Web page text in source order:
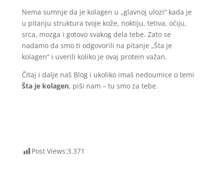
Nema sumnje da je kolagen u „glavnoj ulozi“ kada je
u pitanju struktura tvoje kože, noktiju, tetiva, očiju,
srca, mozga i gotovo svakog dela tebe. Zato se
nadamo da smo ti odgovorili na pitanje „Šta je
kolagen“ i uverili koliko je ovaj protein važan.
Čitaj i dalje naš Blog i ukoliko imaš nedoumice o temi
Šta je kolagen, piši nam – tu smo za tebe.
Post Views:3.371